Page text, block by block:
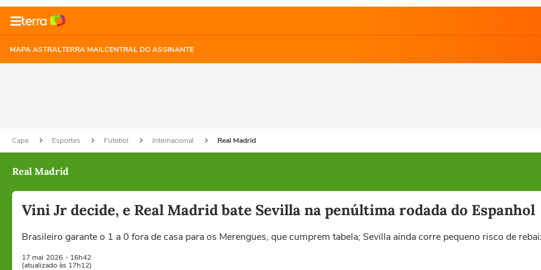
MAPA ASTRALTERRA MAILCENTRAL DO ASSINANTE
Capa Esportes Futebol Internacional Real Madrid
Real Madrid
Vini Jr decide, e Real Madrid bate Sevilla na penúltima rodada do Espanhol
Brasileiro garante o 1 a 0 fora de casa para os Merengues, que cumprem tabela; Sevilla ainda corre pequeno risco de
17 mai 2026 - 16h42
(atualizado às 17h12)